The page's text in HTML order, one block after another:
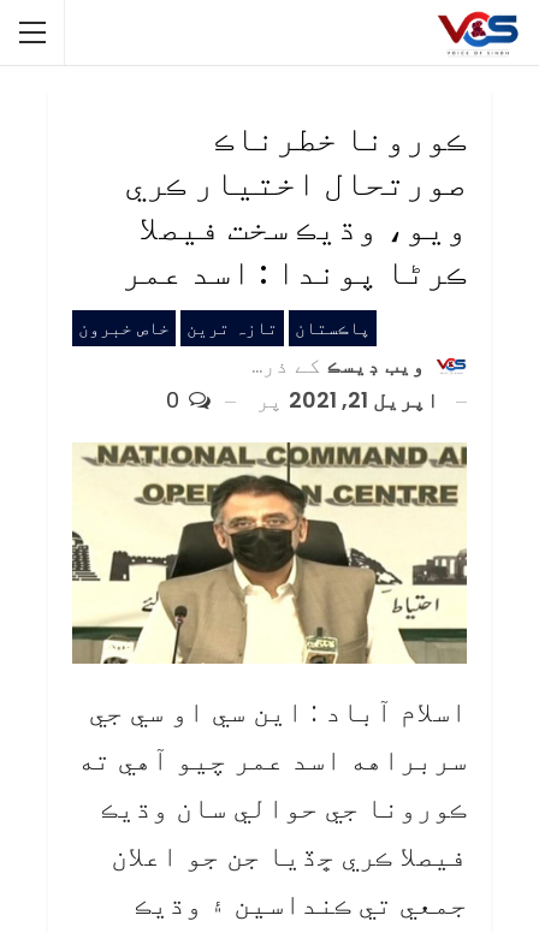
ڪورونا خطرناڪ
صورتحال اختيار ڪري
ويو، وڌيڪ سخت فيصلا
ڪرڻا پوندا : اسد عمر
پاڪستان تازہ ترین خاص خبرون
ويب ڊيسڪ کے ذریعہ
اپریل 21, 2021
پر
اسلام آباد : اين سي او سي جي
سربراهه اسد عمر چيو آهي ته
ڪورونا جي حوالي سان وڌيڪ
فيصلا ڪري ڇڏيا جن جو اعلان
جمعي تي ڪنداسين ۽ وڌيڪ